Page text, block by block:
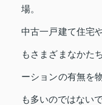
場。
中古一戸建て住宅
もさまざまなかた
ーションの有無を
も多いのではない